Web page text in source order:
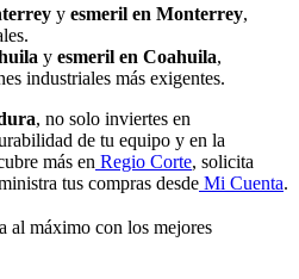
y esmeril en Monterrey,
y esmeril en Coahuila,
industriales más exigentes.
, no solo inviertes en
de tu equipo y en la
más en Regio Corte, solicita
tus compras desde Mi Cuenta.
al máximo con los mejores